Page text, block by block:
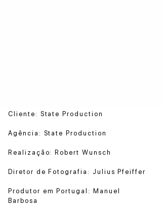
Cliente: State Production
Agência: State Production
Realização: Robert Wunsch
Diretor de Fotografia: Julius Pfeiffer
Produtor em Portugal: Manuel
Barbosa